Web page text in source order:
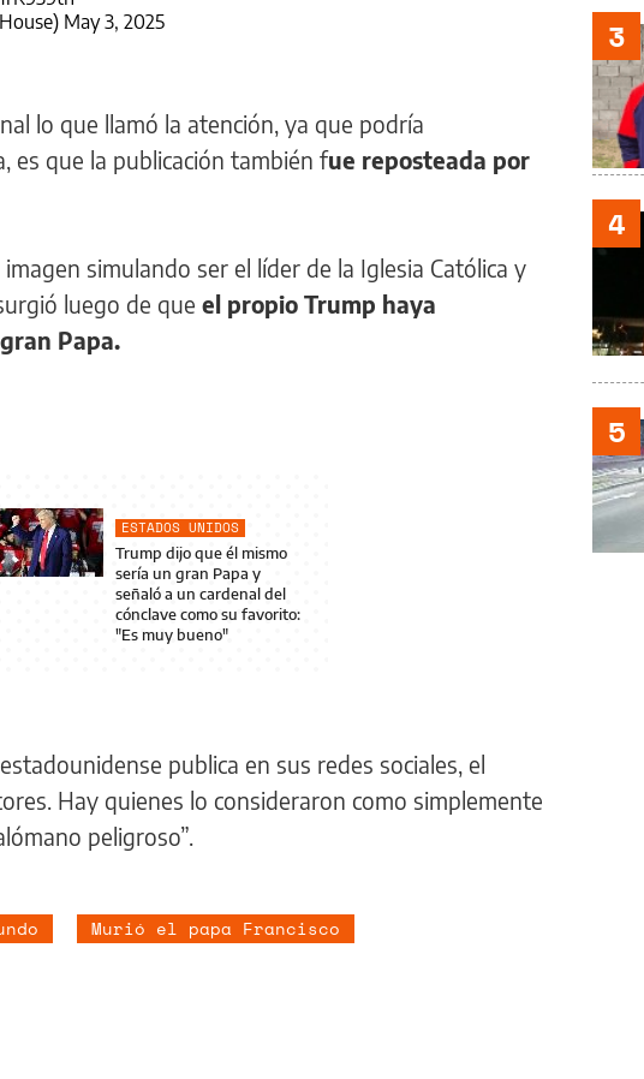
May 3, 2025
lo que llamó la atención, ya que podría
es que la publicación también fue reposteada por
simulando ser el líder de la Iglesia Católica y
luego de que el propio Trump haya
Papa.
ESTADOS UNIDOS
Trump dijo que él mismo
sería un gran Papa y
señaló a un cardenal del
cónclave como su favorito:
"Es muy bueno"
publica en sus redes sociales, el
Hay quienes lo consideraron como simplemente
peligroso”.
Murió el papa Francisco
3
4
5